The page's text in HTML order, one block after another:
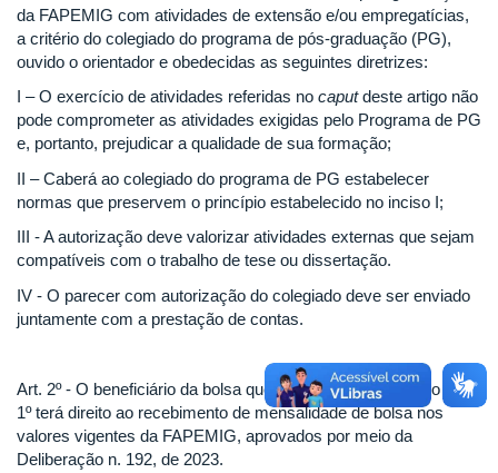
da FAPEMIG com atividades de extensão e/ou empregatícias,
a critério do colegiado do programa de pós-graduação (PG),
ouvido o orientador e obedecidas as seguintes diretrizes:
I – O exercício de atividades referidas no caputdeste artigo não
pode comprometer as atividades exigidas pelo Programa de PG
e, portanto, prejudicar a qualidade de sua formação;
II – Caberá ao colegiado do programa de PG estabelecer
normas que preservem o princípio estabelecido no inciso I;
III - A autorização deve valorizar atividades externas que sejam
compatíveis com o trabalho de tese ou dissertação.
IV - O parecer com autorização do colegiado deve ser enviado
juntamente com a prestação de contas.
Art. 2º - O beneficiário da bolsa que fizer jus ao previsto no Art.
1º terá direito ao recebimento de mensalidade de bolsa nos
valores vigentes da FAPEMIG, aprovados por meio da
Deliberação n. 192, de 2023.